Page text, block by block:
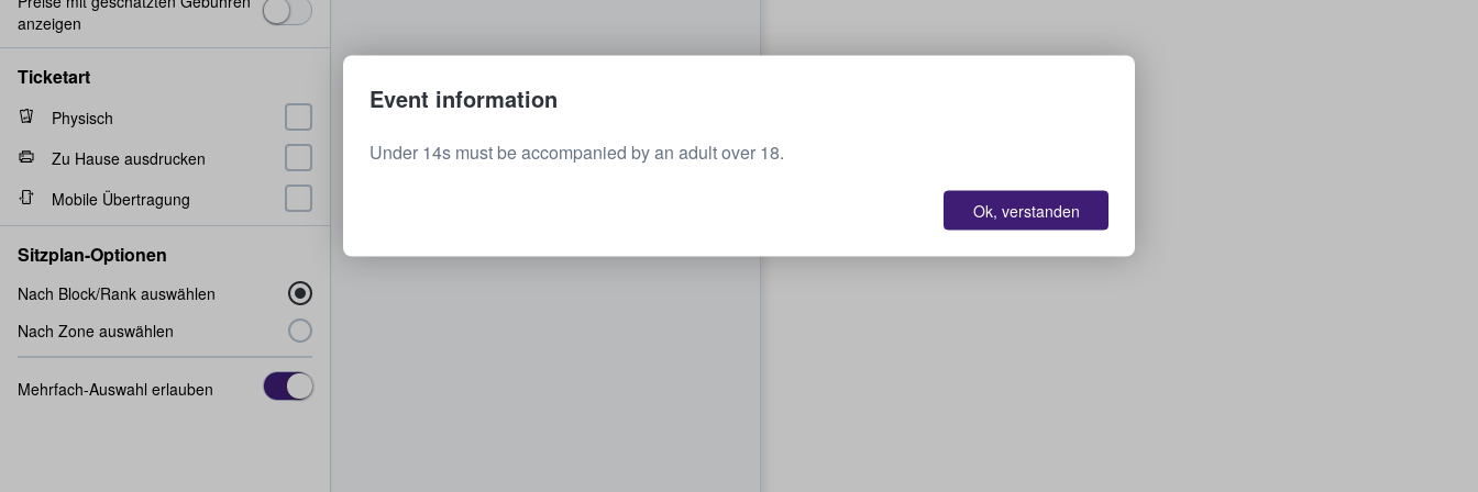
anzeigen
Ticketart
Physisch
Zu Hause ausdrucken
Mobile Übertragung
Sitzplan-Optionen
Nach Block/Rank auswählen
Nach Zone auswählen
Mehrfach-Auswahl erlauben
Event information
Under 14s must be accompanied by an adult over 18.
Ok, verstanden